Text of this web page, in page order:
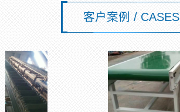
客户案例 / CASES